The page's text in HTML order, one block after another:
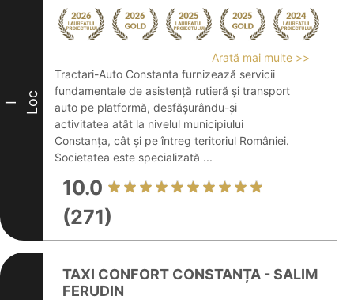
I Loc
Arată mai multe >>
Tractari-Auto Constanta furnizează servicii
fundamentale de asistență rutieră și transport
auto pe platformă, desfășurându-și
activitatea atât la nivelul municipiului
Constanța, cât și pe întreg teritoriul României.
Societatea este specializată ...
10.0
(271)
TAXI CONFORT CONSTANȚA - SALIM
FERUDIN